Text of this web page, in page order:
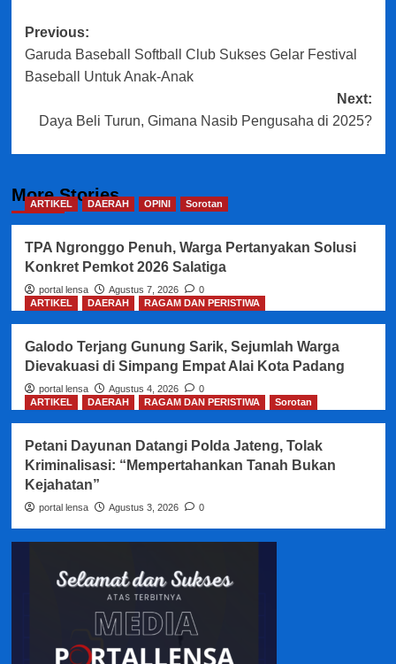
Post
navigation
Previous:
Garuda Baseball Softball Club Sukses Gelar Festival
Baseball Untuk Anak-Anak
Next:
Daya Beli Turun, Gimana Nasib Pengusaha di 2025?
More Stories
ARTIKEL DAERAH OPINI Sorotan
TPA Ngronggo Penuh, Warga Pertanyakan Solusi
Konkret Pemkot 2026 Salatiga
portal lensa Agustus 7, 2026
0
ARTIKEL
DAERAH RAGAM DAN PERISTIWA
Galodo Terjang Gunung Sarik, Sejumlah Warga
Dievakuasi di Simpang Empat Alai Kota Padang
portal lensa Agustus 4, 2026
0
ARTIKEL
DAERAH RAGAM DAN PERISTIWA Sorotan
Petani Dayunan Datangi Polda Jateng, Tolak
Kriminalisasi: “Mempertahankan Tanah Bukan
Kejahatan”
portal lensa Agustus 3, 2026 0